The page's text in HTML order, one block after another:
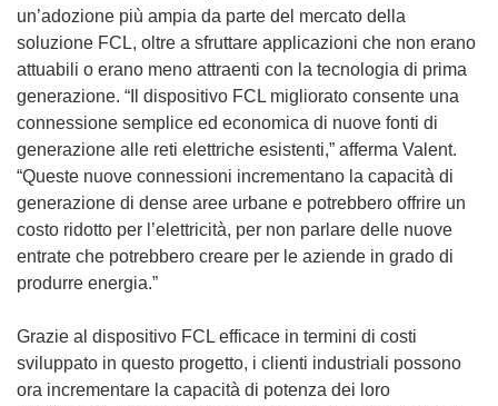
un’adozione più ampia da parte del mercato della
soluzione FCL, oltre a sfruttare applicazioni che non erano
attuabili o erano meno attraenti con la tecnologia di prima
generazione. “Il dispositivo FCL migliorato consente una
connessione semplice ed economica di nuove fonti di
generazione alle reti elettriche esistenti,” afferma Valent.
“Queste nuove connessioni incrementano la capacità di
generazione di dense aree urbane e potrebbero offrire un
costo ridotto per l’elettricità, per non parlare delle nuove
entrate che potrebbero creare per le aziende in grado di
produrre energia.”
Grazie al dispositivo FCL efficace in termini di costi
sviluppato in questo progetto, i clienti industriali possono
ora incrementare la capacità di potenza dei loro